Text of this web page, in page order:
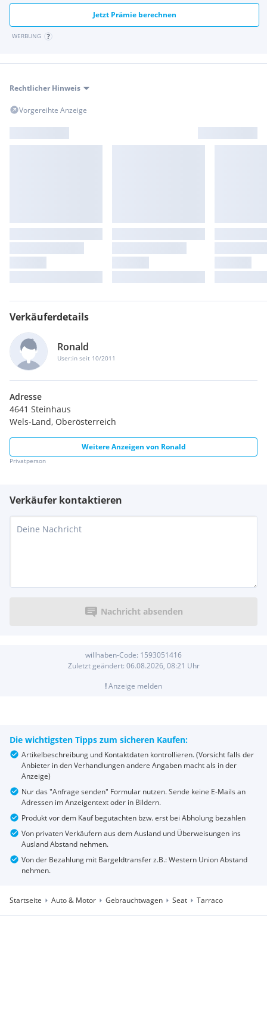
Jetzt Prämie berechnen
WERBUNG
Rechtlicher Hinweis
Vorgereihte Anzeige
Verkäuferdetails
Ronald
User:in seit 10/2011
Adresse
4641 Steinhaus
Wels-Land, Oberösterreich
Weitere Anzeigen von Ronald
Privatperson
Verkäufer kontaktieren
Nachricht absenden
willhaben-Code: 1593051416
Zuletzt geändert: 06.08.2026, 08:21 Uhr
!Anzeige melden
Die wichtigsten Tipps zum sicheren Kaufen:
Artikelbeschreibung und Kontaktdaten kontrollieren. (Vorsicht falls der
Anbieter in den Verhandlungen andere Angaben macht als in der
Anzeige)
Nur das "Anfrage senden" Formular nutzen. Sende keine E-Mails an
Adressen im Anzeigentext oder in Bildern.
Produkt vor dem Kauf begutachten bzw. erst bei Abholung bezahlen
Von privaten Verkäufern aus dem Ausland und Überweisungen ins
Ausland Abstand nehmen.
Von der Bezahlung mit Bargeldtransfer z.B.: Western Union Abstand
nehmen.
Startseite Auto & Motor Gebrauchtwagen Seat Tarraco